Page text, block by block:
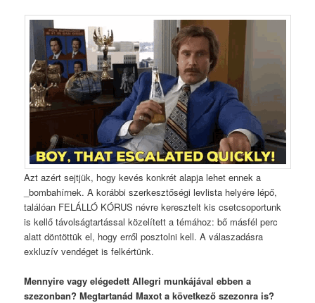
Azt azért sejtjük, hogy kevés konkrét alapja lehet ennek a
_bombahírnek. A korábbi szerkesztőségi levlista helyére lépő,
találóan FELÁLLÓ KÓRUS névre keresztelt kis csetcsoportunk
is kellő távolságtartással közelített a témához: bő másfél perc
alatt döntöttük el, hogy erről posztolni kell. A válaszadásra
exkluzív vendéget is felkértünk.
Mennyire vagy elégedett Allegri munkájával ebben a
szezonban? Megtartanád Maxot a következő szezonra is?